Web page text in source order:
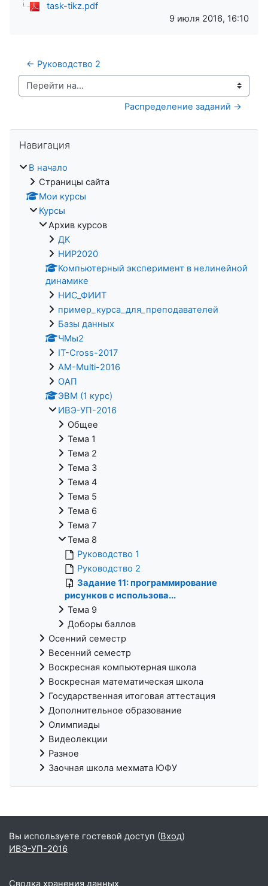
task-tikz.pdf
9 июля 2016, 16:10
← Руководство 2
Перейти на...
Распределение заданий →
Навигация
В начало
Страницы сайта
Мои курсы
Курсы
Архив курсов
ДК
НИР2020
Компьютерный эксперимент в нелинейной
динамике
НИС_ФИИТ
пример_курса_для_преподавателей
Базы данных
ЧМы2
IT-Cross-2017
AM-Multi-2016
ОАП
ЭВМ (1 курс)
ИВЭ-УП-2016
Общее
Тема 1
Тема 2
Тема 3
Тема 4
Тема 5
Тема 6
Тема 7
Тема 8
Руководство 1
Руководство 2
Задание 11: программирование
рисунков с использова...
Тема 9
Доборы баллов
Осенний семестр
Весенний семестр
Воскресная компьютерная школа
Воскресная математическая школа
Государственная итоговая аттестация
Дополнительное образование
Олимпиады
Видеолекции
Разное
Заочная школа мехмата ЮФУ
Вы используете гостевой доступ (Вход)
ИВЭ-УП-2016
Сводка хранения данных